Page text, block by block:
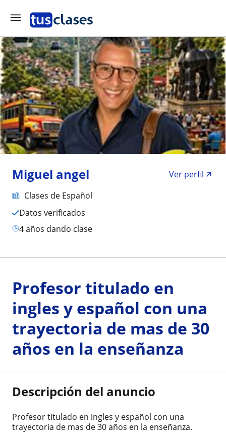
Miguel angel
Ver perfil
Clases de Español
Datos verificados
4 años dando clase
Profesor titulado en
ingles y español con una
trayectoria de mas de 30
años en la enseñanza
Descripción del anuncio
Profesor titulado en ingles y español con una
trayectoria de mas de 30 años en la enseñanza.